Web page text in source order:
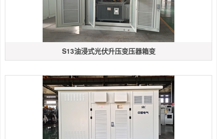
S13油浸式光伏升压变压器箱变